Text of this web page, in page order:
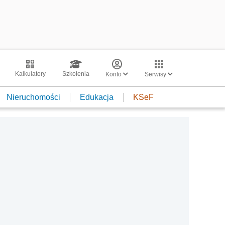
Kalkulatory Szkolenia Konto Serwisy
Nieruchomości Edukacja KSeF